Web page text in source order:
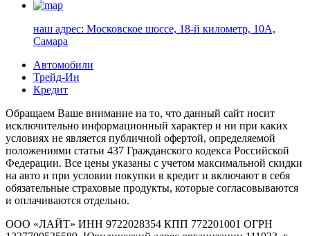
наш адрес: Московское шоссе, 18-й километр, 10А,
Самара
Автомобили
Трейд-Ин
Кредит
Обращаем Ваше внимание на то, что данный сайт носит
исключительно информационный характер и ни при каких
условиях не является публичной офертой, определяемой
положениями статьи 437 Гражданского кодекса Российской
Федерации. Все цены указаны с учетом максимальной скидки
на авто и при условии покупки в кредит и включают в себя
обязательные страховые продукты, которые согласовываются
и оплачиваются отдельно.
ООО «ЛАЙТ» ИНН 9722028354 КПП 772201001 ОГРН